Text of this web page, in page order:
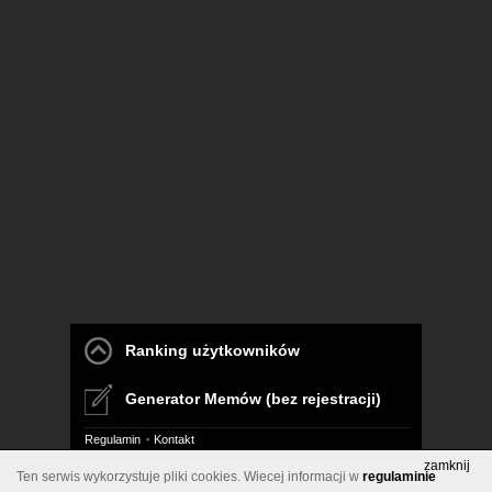
Ranking użytkowników
Generator Memów (bez rejestracji)
Regulamin Kontakt
Pelna wersja
zamknij
Ten serwis wykorzystuje pliki cookies. Wiecej informacji w regulaminie